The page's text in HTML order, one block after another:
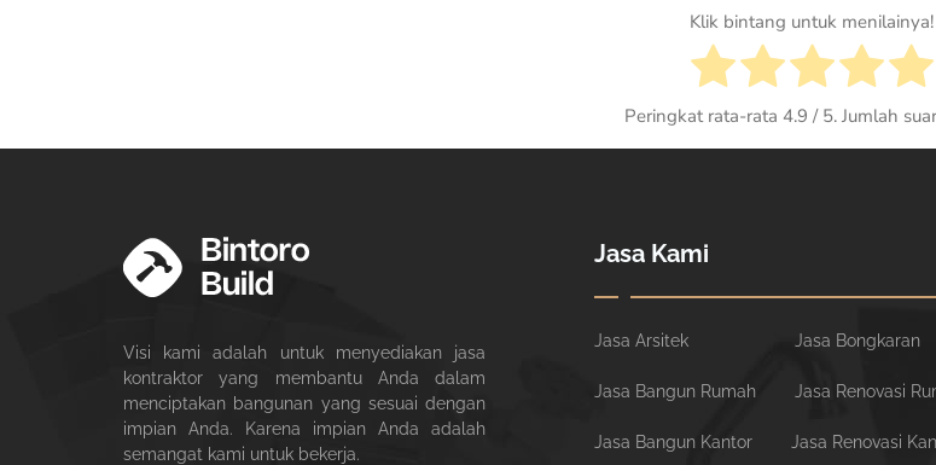
Klik bintang untuk menilainya!
Peringkat rata-rata 4.9 / 5. Jumlah
Visi kami adalah untuk menyediakan jasa
kontraktor yang membantu Anda dalam
menciptakan bangunan yang sesuai dengan
impian Anda. Karena impian Anda adalah
semangat kami untuk bekerja.
Jasa Kami
Jasa Arsitek Jasa Bongkaran
Jasa Bangun Rumah Jasa Renovasi
Jasa Bangun Kantor Jasa Renovasi